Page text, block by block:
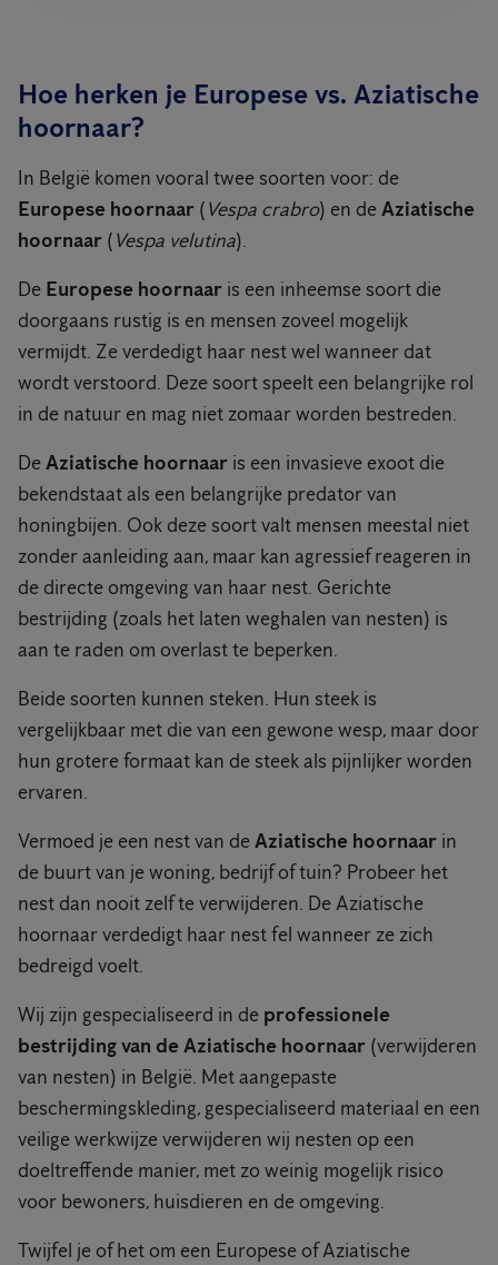
Hoe herken je Europese vs. Aziatische
hoornaar?
In België komen vooral twee soorten voor: de
Europese hoornaar (Vespa crabro) en deAziatische
hoornaar (Vespa velutina).
De Europese hoornaar is een inheemse soort die
doorgaans rustig is en mensen zoveel mogelijk
vermijdt. Ze verdedigt haar nest wel wanneer dat
wordt verstoord. Deze soort speelt een belangrijke rol
in de natuur en mag niet zomaar worden bestreden.
DeAziatische hoornaar is een invasieve exoot die
bekendstaat als een belangrijke predator van
honingbijen. Ook deze soort valt mensen meestal niet
zonder aanleiding aan, maar kan agressief reageren in
de directe omgeving van haar nest. Gerichte
bestrijding (zoals het laten weghalen van nesten) is
aan te raden om overlast te beperken.
Beide soorten kunnen steken. Hun steek is
vergelijkbaar met die van een gewone wesp, maar door
hun grotere formaat kan de steek als pijnlijker worden
ervaren.
Vermoed je een nest van deAziatische hoornaar in
de buurt van je woning, bedrijf of tuin? Probeer het
nest dan nooit zelf te verwijderen. De Aziatische
hoornaar verdedigt haar nest fel wanneer ze zich
bedreigd voelt.
Wij zijn gespecialiseerd in de professionele
bestrijding van de Aziatische hoornaar (verwijderen
van nesten) in België. Met aangepaste
beschermingskleding, gespecialiseerd materiaal en een
veilige werkwijze verwijderen wij nesten op een
doeltreffende manier, met zo weinig mogelijk risico
voor bewoners, huisdieren en de omgeving.
Twijfel je of het om een Europese of Aziatische